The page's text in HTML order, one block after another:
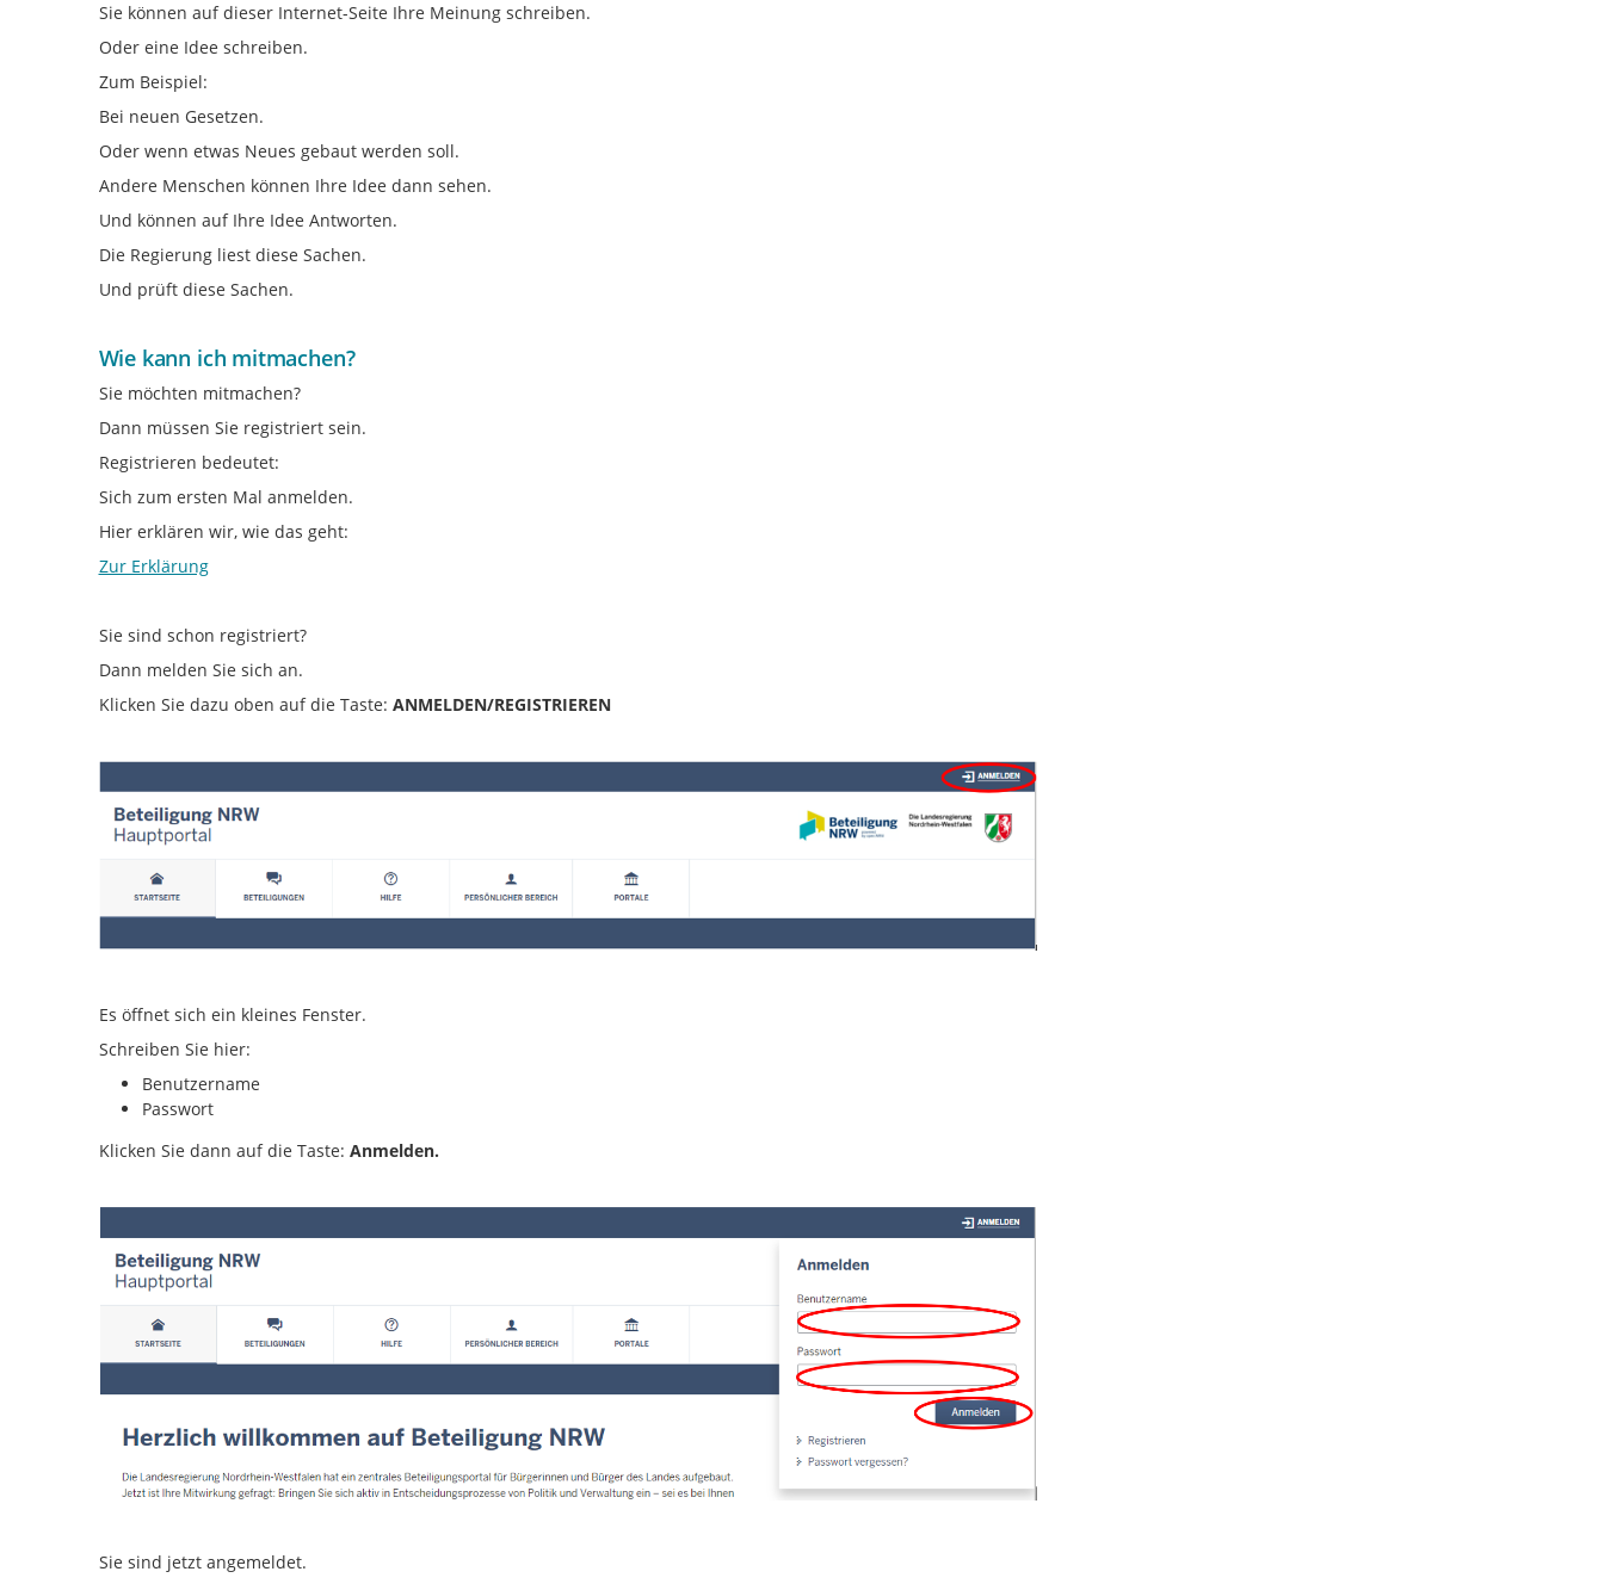
Sie können auf dieser Internet-Seite Ihre Meinung schreiben.
Oder eine Idee schreiben.
Zum Beispiel:
Bei neuen Gesetzen.
Oder wenn etwas Neues gebaut werden soll.
Andere Menschen können Ihre Idee dann sehen.
Und können auf Ihre Idee Antworten.
Die Regierung liest diese Sachen.
Und prüft diese Sachen.
Wie kann ich mitmachen?
Sie möchten mitmachen?
Dann müssen Sie registriert sein.
Registrieren bedeutet:
Sich zum ersten Mal anmelden.
Hier erklären wir, wie das geht:
Zur Erklärung
Sie sind schon registriert?
Dann melden Sie sich an.
Klicken Sie dazu oben auf die Taste: ANMELDEN/REGISTRIEREN
Es öffnet sich ein kleines Fenster.
Schreiben Sie hier:
Benutzername
Passwort
Klicken Sie dann auf die Taste: Anmelden.
Sie sind jetzt angemeldet.